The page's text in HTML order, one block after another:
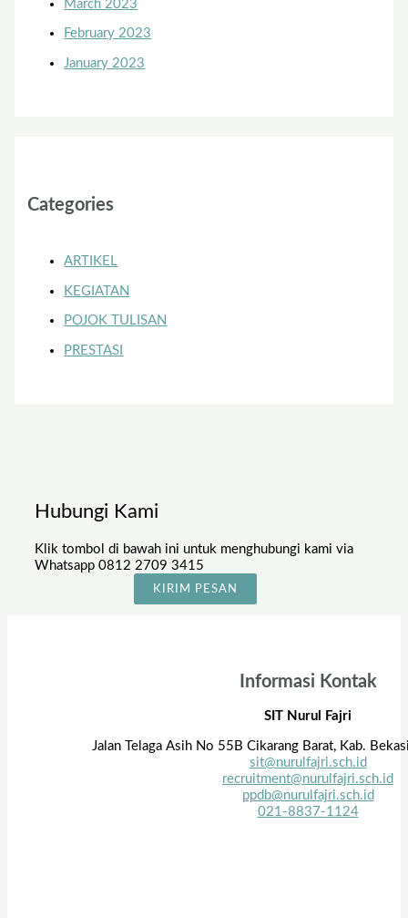
March 2023
February 2023
January 2023
Categories
ARTIKEL
KEGIATAN
POJOK TULISAN
PRESTASI
Hubungi Kami
Klik tombol di bawah ini untuk menghubungi kami via
Whatsapp 0812 2709 3415
KIRIM PESAN
Informasi Kontak
SIT Nurul Fajri
Jalan Telaga Asih No 55B Cikarang Barat, Kab.
sit@nurulfajri.sch.id
recruitment@nurulfajri.sch.id
ppdb@nurulfajri.sch.id
021-8837-1124